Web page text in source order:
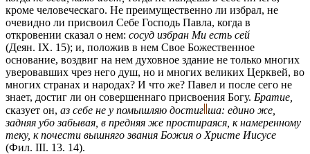
кроме человеческаго. Не преимущественно ли избрал, не
очевидно ли присвоил Себе Господь Павла, когда в
откровении сказал о нем: сосуд избран Ми есть сей
(Деян. IX. 15); и, положив в нем Свое Божественное
основание, воздвиг на нем духовное здание не только многих
уверовавших чрез него душ, но и многих великих Церквей, во
многих странах и народах? И что же? Павел и после сего не
знает, достиг ли он совершеннаго присвоения Богу. Братие,
сказует он, аз себе не у помышляю достиг ша: едино же,
задняя убо забывая, в предняя же простираяся, к намеренному
теку, к почести вышняго звания Божия о Христе Иисусе
(Фил. III. 13. 14).